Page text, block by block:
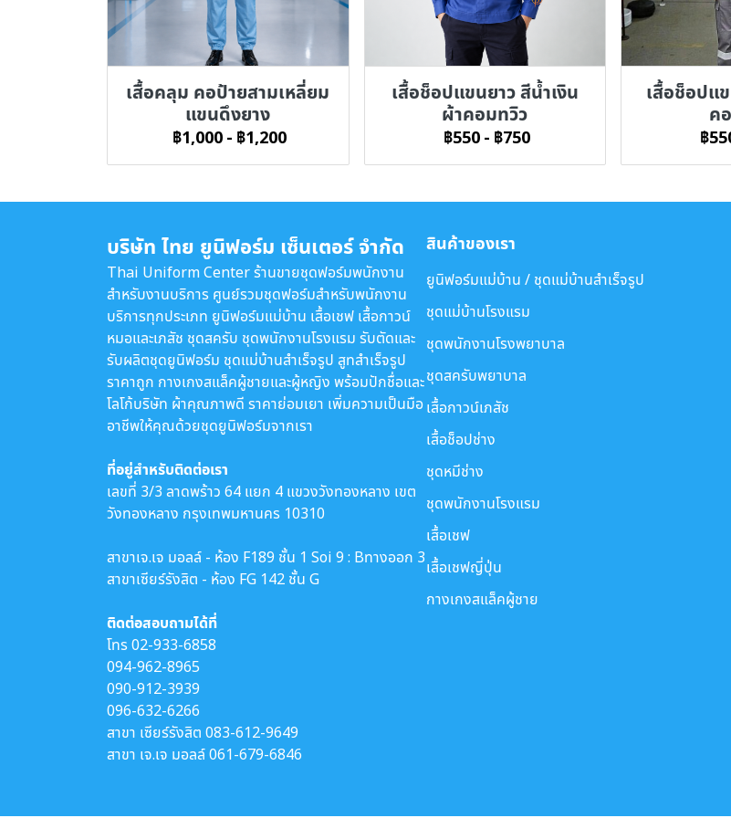
เสื้อคลุม คอป้ายสามเหลี่ยม
แขนดึงยาง
฿1,000 - ฿1,200
เสื้อช็อปแขนยาว สีน้ำเงิน
ผ้าคอมทวิว
฿550 - ฿750
เสื้อช็อปแ
ค
฿
บริษัท ไทย ยูนิฟอร์ม เซ็นเตอร์ จำกัด
Thai Uniform Center ร้านขายชุดฟอร์มพนักงาน
สำหรับงานบริการ ศูนย์รวมชุดฟอร์มสำหรับพนักงาน
บริการทุกประเภท ยูนิฟอร์มแม่บ้าน เสื้อเชฟ เสื้อกาวน์
หมอและเภสัช ชุดสครับ ชุดพนักงานโรงแรม รับตัดและ
รับผลิตชุดยูนิฟอร์ม ชุดแม่บ้านสำเร็จรูป สูทสำเร็จรูป
ราคาถูก กางเกงสแล็คผู้ชายและผู้หญิง พร้อมปักชื่อและ
โลโก้บริษัท ผ้าคุณภาพดี ราคาย่อมเยา เพิ่มความเป็นมือ
อาชีพให้คุณด้วยชุดยูนิฟอร์มจากเรา
ที่อยู่สำหรับติดต่อเรา
เลขที่ 3/3 ลาดพร้าว 64 แยก 4 แขวงวังทองหลาง เขต
วังทองหลาง กรุงเทพมหานคร 10310
สาขาเจ.เจ มอลล์ - ห้อง F189 ชั้น 1 Soi 9 : Bทางออก 3
สาขาเซียร์รังสิต - ห้อง FG 142 ชั้น G
ติดต่อสอบถามได้ที่
โทร02-933-6858
094-962-8965
090-912-3939
096-632-6266
สาขา เซียร์รังสิต 083-612-9649
สาขา เจ.เจ มอลล์061-679-6846
สินค้าของเรา
ยูนิฟอร์มแม่บ้าน / ชุดแม่บ้านสำเร็จรูป
ชุดแม่บ้านโรงแรม
ชุดพนักงานโรงพยาบาล
ชุดสครับพยาบาล
เสื้อกาวน์เภสัช
เสื้อช็อปช่าง
ชุดหมีช่าง
ชุดพนักงานโรงแรม
เสื้อเชฟ
เสื้อเชฟญี่ปุ่น
กางเกงสแล็คผู้ชาย